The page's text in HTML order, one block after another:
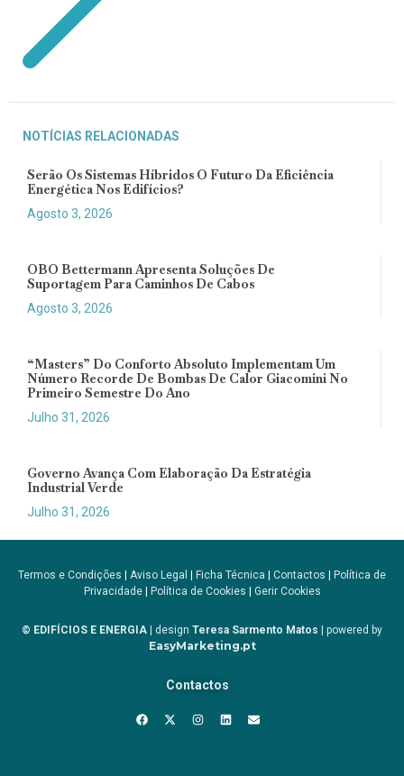
NOTÍCIAS RELACIONADAS
Serão Os Sistemas Híbridos O Futuro Da Eficiência
Energética Nos Edifícios?
Agosto 3, 2026
OBO Bettermann Apresenta Soluções De
Suportagem Para Caminhos De Cabos
Agosto 3, 2026
“Masters” Do Conforto Absoluto Implementam Um
Número Recorde De Bombas De Calor Giacomini No
Primeiro Semestre Do Ano
Julho 31, 2026
Governo Avança Com Elaboração Da Estratégia
Industrial Verde
Julho 31, 2026
Termos e Condições Aviso Legal Ficha Técnica Contactos
Política de
Privacidade| Política de Cookies Gerir Cookies
© EDIFÍCIOS E ENERGIA | design Teresa Sarmento Matos | powered by
EasyMarketing.pt
Contactos